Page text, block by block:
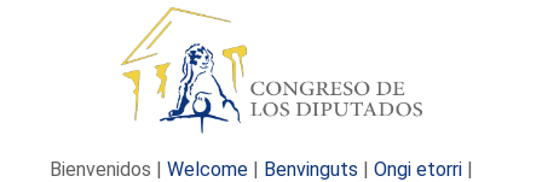
Bienvenidos | Welcome | Benvinguts | Ongi etorri |